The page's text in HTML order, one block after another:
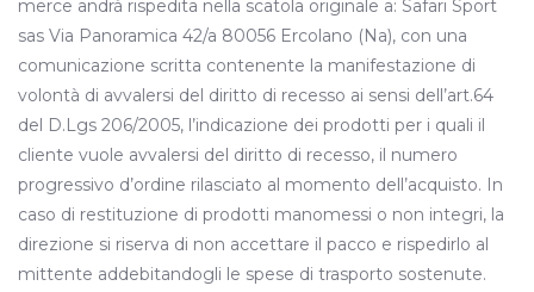
merce andrà rispedita nella scatola originale a: Safari Sport
sas Via Panoramica 42/a 80056 Ercolano (Na), con una
comunicazione scritta contenente la manifestazione di
volontà di avvalersi del diritto di recesso ai sensi dell’art.64
del D.Lgs 206/2005, l’indicazione dei prodotti per i quali il
cliente vuole avvalersi del diritto di recesso, il numero
progressivo d’ordine rilasciato al momento dell’acquisto. In
caso di restituzione di prodotti manomessi o non integri, la
direzione si riserva di non accettare il pacco e rispedirlo al
mittente addebitandogli le spese di trasporto sostenute.